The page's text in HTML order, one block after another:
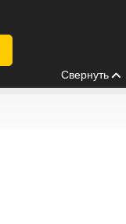
Свернуть